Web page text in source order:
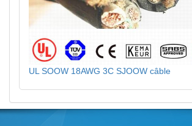
UL SOOW 18AWG 3C SJOOW câble